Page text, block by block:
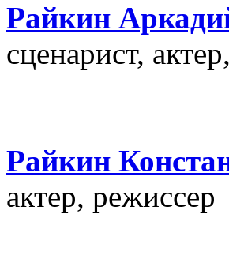
Райкин
сценарист,
Райкин
актер, режисcер